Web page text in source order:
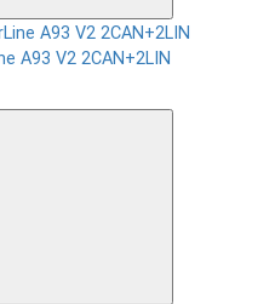
A93 V2 2CAN+2LIN